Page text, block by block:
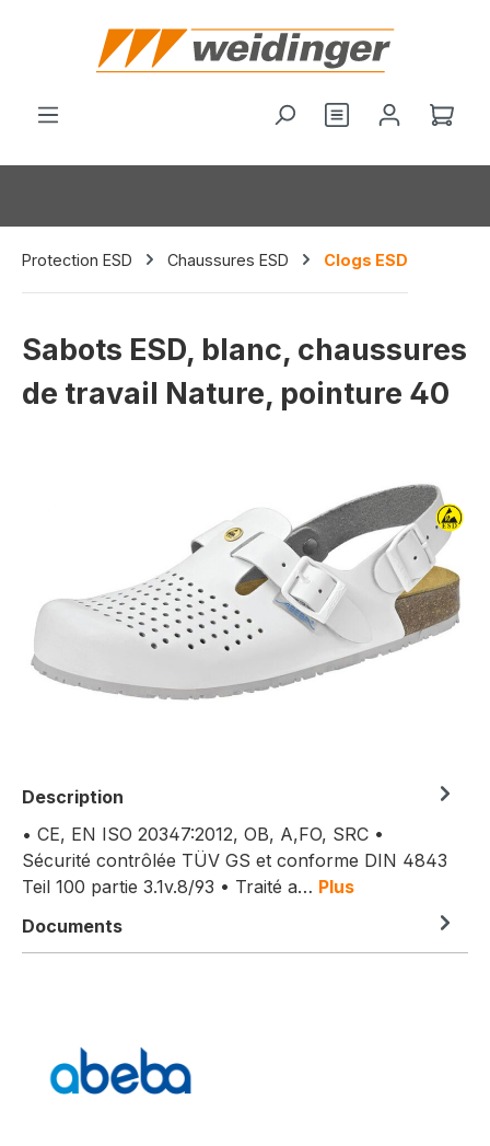
principal
Vous avez 0Le
Protection ESD Chaussures ESD Clogs ESD
Sabots ESD, blanc, chaussures
de travail Nature, pointure 40
Description
• CE, EN ISO 20347:2012, OB, A,FO, SRC •
Sécurité contrôlée TÜV GS et conforme DIN 4843
Teil 100 partie 3.1v.8/93 • Traité a… Plus
Documents